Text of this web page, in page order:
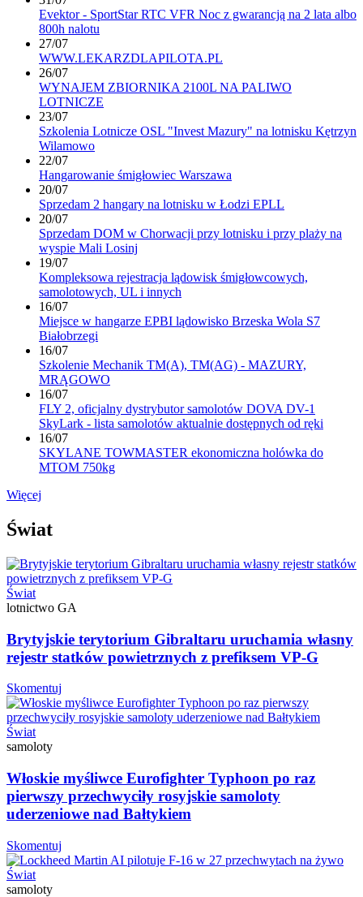
Evektor - SportStar RTC VFR Noc z gwarancją na 2 lata albo
800h nalotu
27/07
WWW.LEKARZDLAPILOTA.PL
26/07
WYNAJEM ZBIORNIKA 2100L NA PALIWO
LOTNICZE
23/07
Szkolenia Lotnicze OSL "Invest Mazury" na lotnisku Kętrzyn
Wilamowo
22/07
Hangarowanie śmigłowiec Warszawa
20/07
Sprzedam 2 hangary na lotnisku w Łodzi EPLL
20/07
Sprzedam DOM w Chorwacji przy lotnisku i przy plaży na
wyspie Mali Losinj
19/07
Kompleksowa rejestracja lądowisk śmigłowcowych,
samolotowych, UL i innych
16/07
Miejsce w hangarze EPBI lądowisko Brzeska Wola S7
Białobrzegi
16/07
Szkolenie Mechanik TM(A), TM(AG) - MAZURY,
MRĄGOWO
16/07
FLY 2, oficjalny dystrybutor samolotów DOVA DV-1
SkyLark - lista samolotów aktualnie dostępnych od ręki
16/07
SKYLANE TOWMASTER ekonomiczna holówka do
MTOM 750kg
Więcej
Świat
Świat
lotnictwo GA
Brytyjskie terytorium Gibraltaru uruchamia własny
rejestr statków powietrznych z prefiksem VP-G
Skomentuj
Świat
samoloty
Włoskie myśliwce Eurofighter Typhoon po raz
pierwszy przechwyciły rosyjskie samoloty
uderzeniowe nad Bałtykiem
Skomentuj
Świat
samoloty